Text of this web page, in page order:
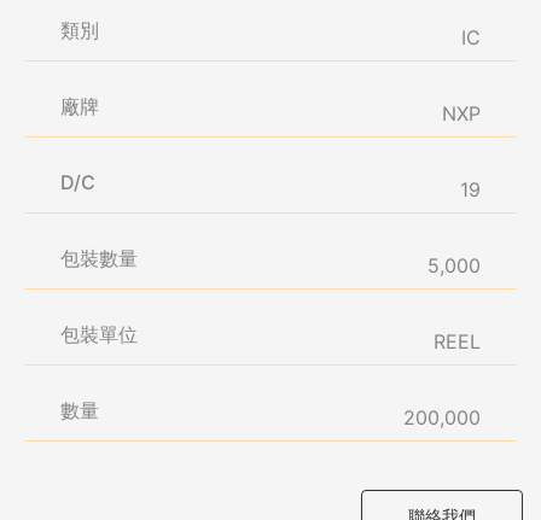
類別 IC
廠牌 NXP
D/C 19
包裝數量 5,000
包裝單位 REEL
數量 200,000
聯絡我們